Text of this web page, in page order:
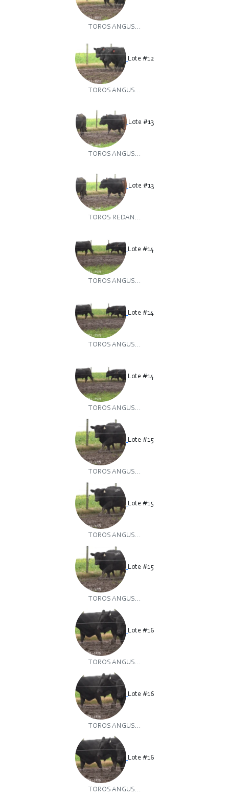
TOROS ANGUS...
Lote #12
TOROS ANGUS...
Lote #13
TOROS ANGUS...
Lote #13
TOROS REDAN...
Lote #14
TOROS ANGUS...
Lote #14
TOROS ANGUS...
Lote #14
TOROS ANGUS...
Lote #15
TOROS ANGUS...
Lote #15
TOROS ANGUS...
Lote #15
TOROS ANGUS...
Lote #16
TOROS ANGUS...
Lote #16
TOROS ANGUS...
Lote #16
TOROS ANGUS...